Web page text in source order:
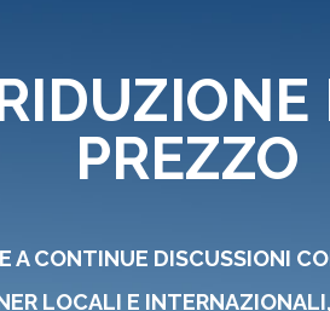
PREZZO
A CONTINUE DISCUSSIONI
LOCALI E